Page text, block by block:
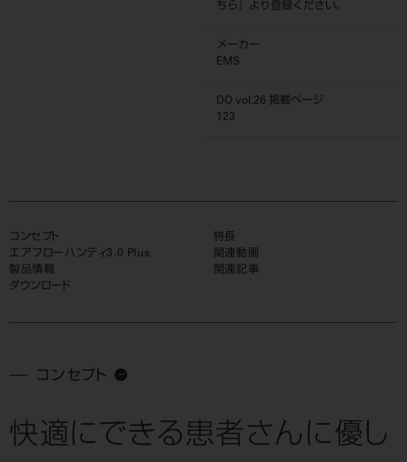
ちら
』より登録ください。
メーカー
EMS
DO vol.26 掲載ページ
123
コンセプト
特長
エアフローハンディ3.0 Plus
関連動画
製品情報
関連記事
ダウンロード
コンセプト
快適にできる患者さんに優し